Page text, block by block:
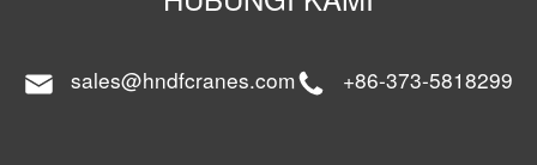
sales@hndfcranes.com +86-373-5818299